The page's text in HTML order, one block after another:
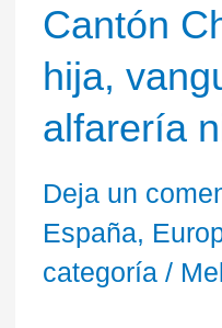
Cantón
hija,
alfarería
Deja un
España,
categoría/
hija,
vanguardia
en
alfarería
nijareña